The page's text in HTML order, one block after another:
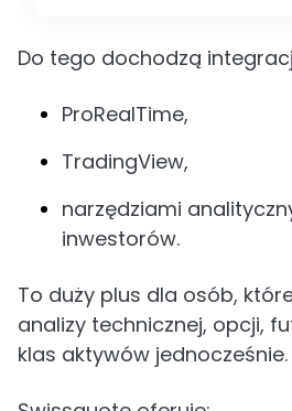
Do tego dochodzą
ProRealTime,
TradingView,
narzędziami
inwestorów.
To duży plus dla osób,
analizy technicznej, opcji,
klas aktywów jednocześnie.